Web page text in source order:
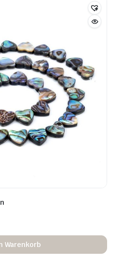
Warenkorb